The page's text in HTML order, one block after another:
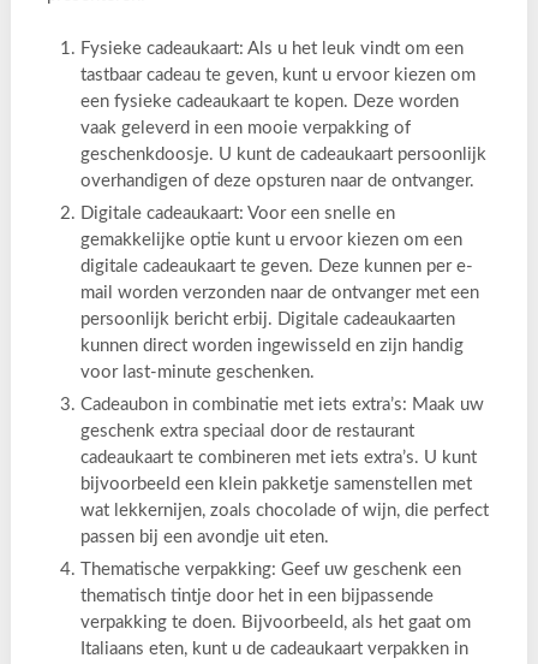
Fysieke cadeaukaart: Als u het leuk vindt om een
tastbaar cadeau te geven, kunt u ervoor kiezen om
een fysieke cadeaukaart te kopen. Deze worden
vaak geleverd in een mooie verpakking of
geschenkdoosje. U kunt de cadeaukaart persoonlijk
overhandigen of deze opsturen naar de ontvanger.
Digitale cadeaukaart: Voor een snelle en
gemakkelijke optie kunt u ervoor kiezen om een
digitale cadeaukaart te geven. Deze kunnen per e-
mail worden verzonden naar de ontvanger met een
persoonlijk bericht erbij. Digitale cadeaukaarten
kunnen direct worden ingewisseld en zijn handig
voor last-minute geschenken.
Cadeaubon in combinatie met iets extra’s: Maak uw
geschenk extra speciaal door de restaurant
cadeaukaart te combineren met iets extra’s. U kunt
bijvoorbeeld een klein pakketje samenstellen met
wat lekkernijen, zoals chocolade of wijn, die perfect
passen bij een avondje uit eten.
Thematische verpakking: Geef uw geschenk een
thematisch tintje door het in een bijpassende
verpakking te doen. Bijvoorbeeld, als het gaat om
Italiaans eten, kunt u de cadeaukaart verpakken in